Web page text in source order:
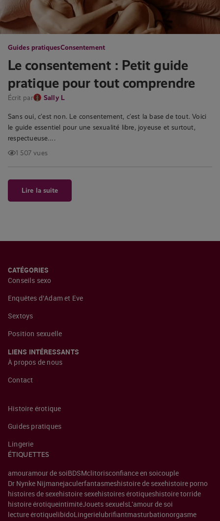
Guides pratiquesConsentement
Le consentement : Petit guide
pratique pour tout comprendre
Écrit par Sally L
Sans oui, c’est non. Le consentement, c’est la base de tout. Voici
le guide essentiel pour une sexualité libre, joyeuse et surtout,
respectueuse….
1 507 vues
Lire la suite
CATÉGORIES
Conseils sexo
Enquêtes d’Adam et Eve
Sextoys
Position sexuelle
LIENS INTÉRESSANTS
À propos de nous
Contact
Histoire érotique
Guides pratiques
Lingerie
ÉTIQUETTES
amouramour de soiBDSMclitorisconfiance en soicouple
Dr Nynke Nijmanejaculerfantasmeshistoire de sexehistoire porno
histoires de sexehistoire sexehistoires érotiqueshistoire torride
histoire érotiqueintimitéJouets sexuelsL'amour de soi
lecture érotiquelibidoLingerielubrifiantmasturbationorgasme